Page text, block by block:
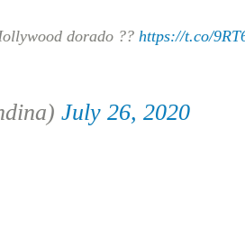
dorado ?? https://t.co/
July 26, 2020